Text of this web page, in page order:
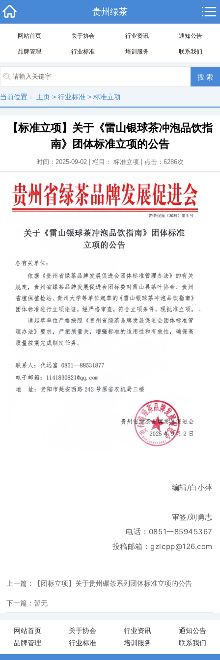
贵州绿茶
网站首页 关于协会 行业资讯 通知公告
品牌管理 行业标准 培训服务 联系我们
当前位置： 主页 > 行业标准 > 标准立项
【标准立项】关于《雷山银球茶冲泡品饮指
南》团体标准立项的公告
时间：2025-09-02 | 栏目： 标准立项 | 点击： 6286次
编辑/白小萍
审签/刘勇志
电话：0851一85945367
投稿邮箱：gzlcpp@126.com
上一篇：【团标立项】关于贵州碾茶系列团体标准立项的公告
下一篇：暂无
网站首页 关于协会 行业资讯
通知公告
品牌管理
行业标准 培训服务 联系我们